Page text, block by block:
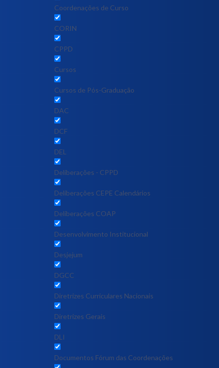
Coordenações de Curso
CORIN
CPPD
Cursos
Cursos de Pós-Graduação
DAC
DCF
DEL
Deliberações - CPPD
Deliberações CEPE Calendários
Deliberações COAP
Desenvolvimento Institucional
Desjejum
DGCC
Diretrizes Curriculares Nacionais
Diretrizes Gerais
DLI
Documentos Fórum das Coordenações